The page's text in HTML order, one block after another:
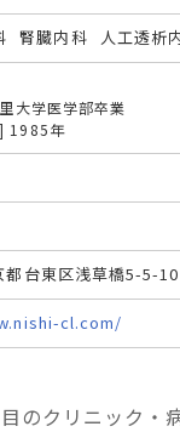
腎臓内科 人工透析
大学医学部卒業
1985年
都台東区浅草橋5-5-10
cl.com/
のクリニック・